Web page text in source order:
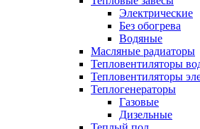
Электрические
Без обогрева
Водяные
Масляные радиаторы
Тепловентиляторы
Тепловентиляторы
Теплогенераторы
Газовые
Дизельные